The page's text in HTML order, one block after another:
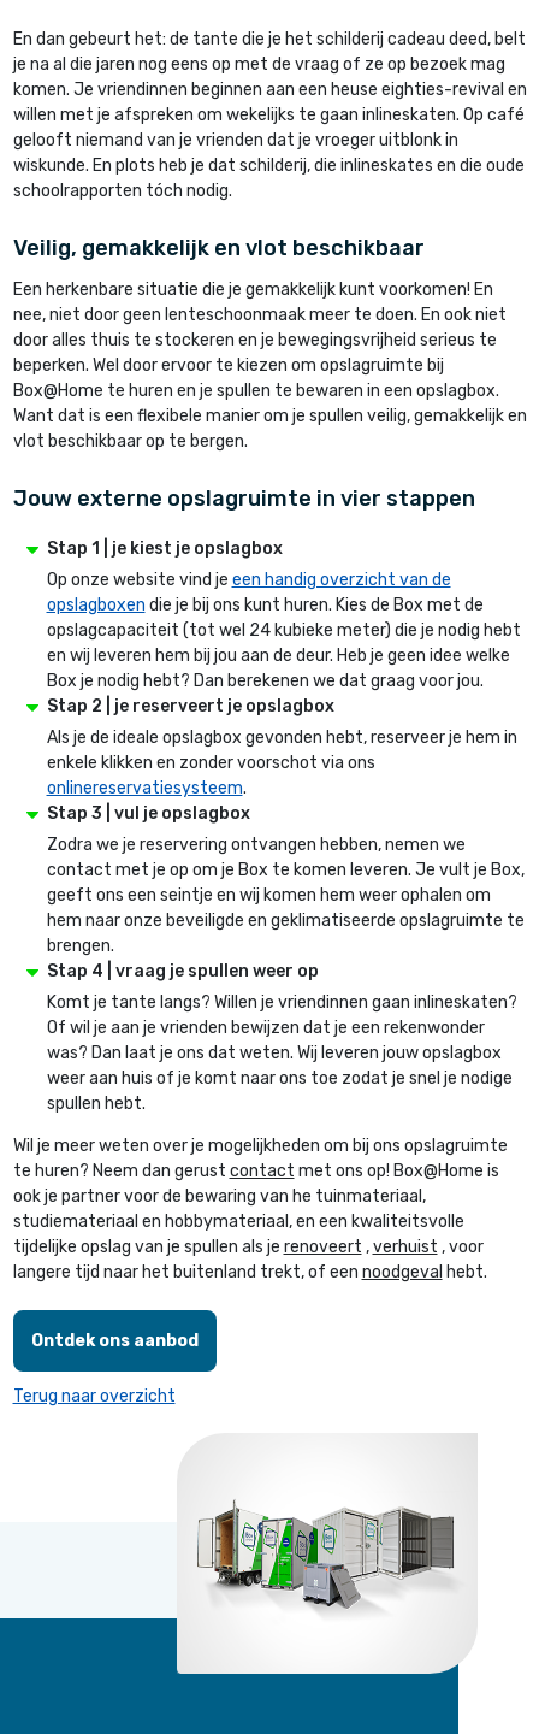
En dan gebeurt het: de tante die je het schilderij cadeau deed, belt
je na al die jaren nog eens op met de vraag of ze op bezoek mag
komen. Je vriendinnen beginnen aan een heuse eighties-revival en
willen met je afspreken om wekelijks te gaan inlineskaten. Op café
gelooft niemand van je vrienden dat je vroeger uitblonk in
wiskunde. En plots heb je dat schilderij, die inlineskates en die oude
schoolrapporten tóch nodig.
Veilig, gemakkelijk en vlot beschikbaar
Een herkenbare situatie die je gemakkelijk kunt voorkomen! En
nee, niet door geen lenteschoonmaak meer te doen. En ook niet
door alles thuis te stockeren en je bewegingsvrijheid serieus te
beperken. Wel door ervoor te kiezen om opslagruimte bij
Box@Home te huren en je spullen te bewaren in een opslagbox.
Want dat is een flexibele manier om je spullen veilig, gemakkelijk en
vlot beschikbaar op te bergen.
Jouw externe opslagruimte in vier stappen
Stap 1 | je kiest je opslagbox
Op onze website vind je een handig overzicht van de
opslagboxen die je bij ons kunt huren. Kies de Box met de
opslagcapaciteit (tot wel 24 kubieke meter) die je nodig hebt
en wij leveren hem bij jou aan de deur. Heb je geen idee welke
Box je nodig hebt? Dan berekenen we dat graag voor jou.
Stap 2 | je reserveert je opslagbox
Als je de ideale opslagbox gevonden hebt, reserveer je hem in
enkele klikken en zonder voorschot via ons
onlinereservatiesysteem.
Stap 3 | vul je opslagbox
Zodra we je reservering ontvangen hebben, nemen we
contact met je op om je Box te komen leveren. Je vult je Box,
geeft ons een seintje en wij komen hem weer ophalen om
hem naar onze beveiligde en geklimatiseerde opslagruimte te
brengen.
Stap 4 | vraag je spullen weer op
Komt je tante langs? Willen je vriendinnen gaan inlineskaten?
Of wil je aan je vrienden bewijzen dat je een rekenwonder
was? Dan laat je ons dat weten. Wij leveren jouw opslagbox
weer aan huis of je komt naar ons toe zodat je snel je nodige
spullen hebt.
Wil je meer weten over je mogelijkheden om bij ons opslagruimte
te huren? Neem dan gerust contact met ons op! Box@Home is
ook je partner voor de bewaring van he tuinmateriaal,
studiemateriaal en hobbymateriaal, en een kwaliteitsvolle
tijdelijke opslag van je spullen als je renoveert ,verhuist , voor
langere tijd naar het buitenland trekt, of een noodgeval hebt.
Ontdek ons aanbod
Terug naar overzicht